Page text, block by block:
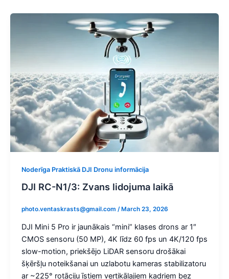
Noderīga Praktiskā DJI Dronu informācija
DJI RC-N1/3: Zvans lidojuma laikā
photo.ventaskrasts@gmail.com / March 23, 2026
DJI Mini 5 Pro ir jaunākais “mini” klases drons ar 1″
CMOS sensoru (50 MP), 4K līdz 60 fps un 4K/120 fps
slow-motion, priekšējo LiDAR sensoru drošākai
šķēršļu noteikšanai un uzlabotu kameras stabilizatoru
ar ~225° rotāciju īstiem vertikālajiem kadriem bez